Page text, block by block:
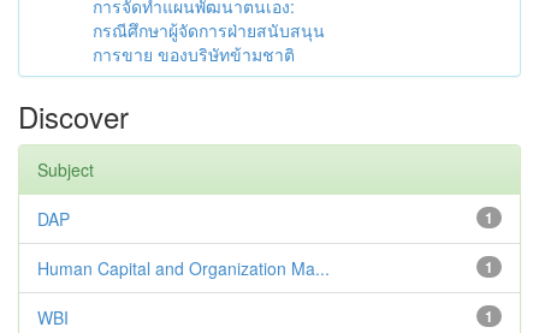
การจัดทำแผนพัฒนาตนเอง:
กรณีศึกษาผู้จัดการฝ่ายสนับสนุน
การขาย ของบริษัทข้ามชาติ
Discover
Subject
1
DAP
1
Human Capital and Organization Ma...
1
WBI